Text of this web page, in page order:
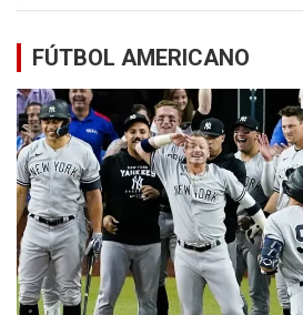
FÚTBOL AMERICANO